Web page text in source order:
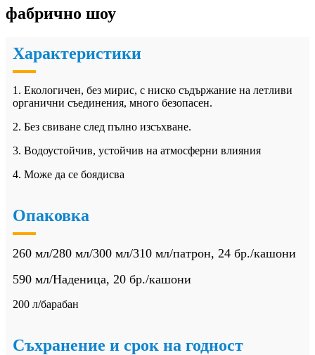
фабрично шоу
Характеристики
1. Екологичен, без мирис, с ниско съдържание на летливи
органични съединения, много безопасен.
2. Без свиване след пълно изсъхване.
3. Водоустойчив, устойчив на атмосферни влияния
4. Може да се боядисва
Опаковка
260 мл/280 мл/300 мл/310 мл/патрон, 24 бр./кашони
590 мл/Наденица, 20 бр./кашони
200 л/барабан
Съхранение и срок на годност